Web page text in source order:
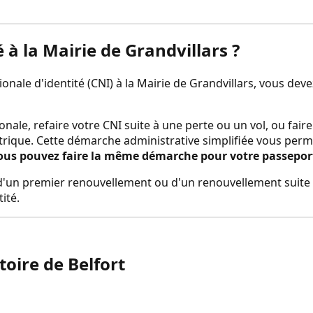
à la Mairie de Grandvillars ?
d'identité (CNI) à la Mairie de Grandvillars, vous
refaire votre CNI suite à une perte ou un vol, ou
Cette démarche administrative simplifiée vous
pouvez faire la même démarche pour votre
premier renouvellement ou d'un renouvellement
de Belfort